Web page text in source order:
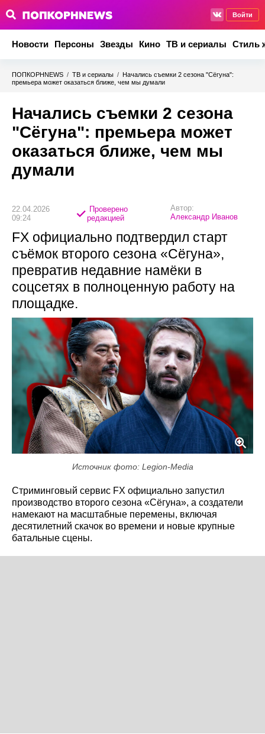
Войти
Новости Персоны Звезды Кино ТВ и сериалы Стиль
ПОПКОРНNEWS / ТВ и сериалы / Начались съемки 2 сезона "Сёгуна":
премьера может оказаться ближе, чем мы думали
Начались съемки 2 сезона
"Сёгуна": премьера может
оказаться ближе, чем мы
думали
22.04.2026
09:24
Проверено
редакцией
Автор:
Александр Иванов
FX официально подтвердил старт
съёмок второго сезона «Сёгуна»,
превратив недавние намёки в
соцсетях в полноценную работу на
площадке.
Источник фото: Legion-Media
Стриминговый сервис FX официально запустил
производство второго сезона «Сёгуна», а создатели
намекают на масштабные перемены, включая
десятилетний скачок во времени и новые крупные
батальные сцены.